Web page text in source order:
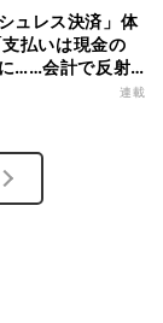
ュレス決済」体
払いは現金の
……会計で反射
は
連載